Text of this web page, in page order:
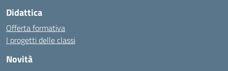
Didattica
Offerta formativa
I progetti delle classi
Novità